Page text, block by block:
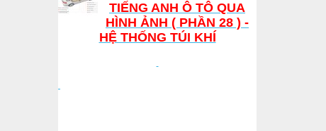
TIẾNG ANH Ô TÔ QUA
HÌNH ẢNH ( PHẦN 28 ) -
HỆ THỐNG TÚI KHÍ